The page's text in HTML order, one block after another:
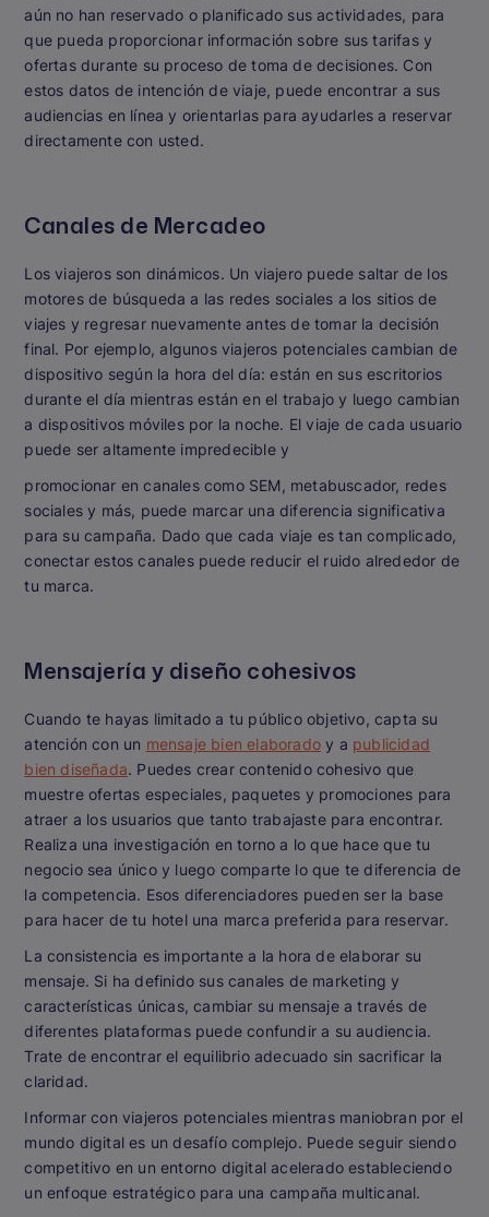
aún no han reservado o planificado sus actividades, para
que pueda proporcionar información sobre sus tarifas y
ofertas durante su proceso de toma de decisiones. Con
estos datos de intención de viaje, puede encontrar a sus
audiencias en línea y orientarlas para ayudarles a reservar
directamente con usted.
Canales de Mercadeo
Los viajeros son dinámicos. Un viajero puede saltar de los
motores de búsqueda a las redes sociales a los sitios de
viajes y regresar nuevamente antes de tomar la decisión
final. Por ejemplo, algunos viajeros potenciales cambian de
dispositivo según la hora del día: están en sus escritorios
durante el día mientras están en el trabajo y luego cambian
a dispositivos móviles por la noche. El viaje de cada usuario
puede ser altamente impredecible y
promocionar en canales como SEM, metabuscador, redes
sociales y más, puede marcar una diferencia significativa
para su campaña. Dado que cada viaje es tan complicado,
conectar estos canales puede reducir el ruido alrededor de
tu marca.
Mensajería y diseño cohesivos
Cuando te hayas limitado a tu público objetivo, capta su
atención con un mensaje bien elaborado y a publicidad
bien diseñada. Puedes crear contenido cohesivo que
muestre ofertas especiales, paquetes y promociones para
atraer a los usuarios que tanto trabajaste para encontrar.
Realiza una investigación en torno a lo que hace que tu
negocio sea único y luego comparte lo que te diferencia de
la competencia. Esos diferenciadores pueden ser la base
para hacer de tu hotel una marca preferida para reservar.
La consistencia es importante a la hora de elaborar su
mensaje. Si ha definido sus canales de marketing y
características únicas, cambiar su mensaje a través de
diferentes plataformas puede confundir a su audiencia.
Trate de encontrar el equilibrio adecuado sin sacrificar la
claridad.
Informar con viajeros potenciales mientras maniobran por el
mundo digital es un desafío complejo. Puede seguir siendo
competitivo en un entorno digital acelerado estableciendo
un enfoque estratégico para una campaña multicanal.